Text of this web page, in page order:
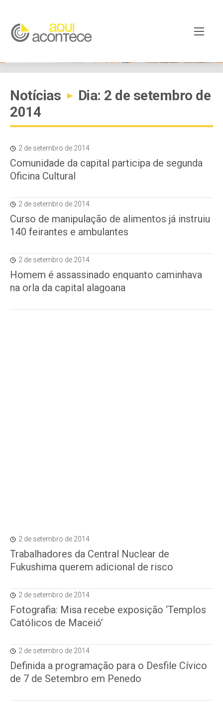
Notícias ▸
Dia: 2 de setembro de
2014
2 de setembro de 2014
Comunidade da capital participa de segunda
Oficina Cultural
2 de setembro de 2014
Curso de manipulação de alimentos já instruiu
140 feirantes e ambulantes
2 de setembro de 2014
Homem é assassinado enquanto caminhava
na orla da capital alagoana
2 de setembro de 2014
Trabalhadores da Central Nuclear de
Fukushima querem adicional de risco
2 de setembro de 2014
Fotografia: Misa recebe exposição ‘Templos
Católicos de Maceió’
2 de setembro de 2014
Definida a programação para o Desfile Cívico
de 7 de Setembro em Penedo